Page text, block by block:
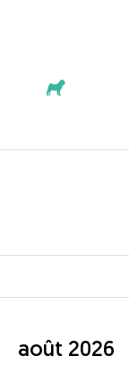
août 2026